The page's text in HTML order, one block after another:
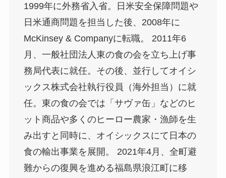
1999年に外務省入省。日米安全保障問題や
日米通商問題を担当した後、2008年に
McKinsey & Companyに転職。 2011年6
月、一般社団法人東の食の会を立ち上げ事
務局代表に就任。その後、並行してオイシ
ックス株式会社執行役員（海外担当）に就
任。東の食の会では「サヴァ缶」などのヒ
ット商品や多くのヒーロー農家・漁師を生
み出すと同時に、オイシックスにて日本の
食の輸出事業を展開。 2021年4月、全町避
難からの復興を進める福島県浪江町に移